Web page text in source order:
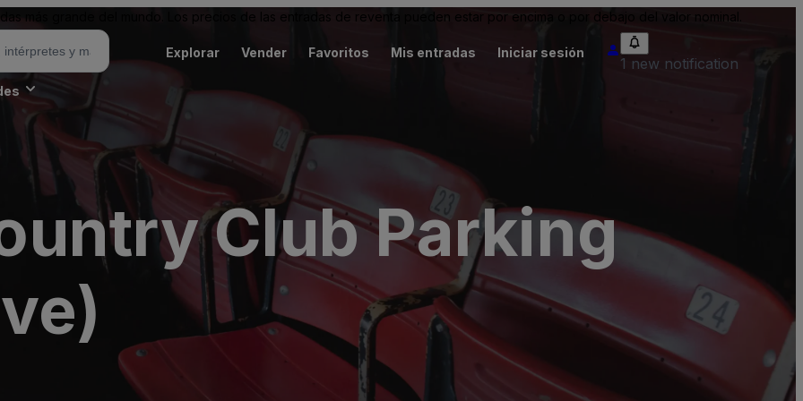
más grande del mundo. Los precios de las entradas de reventa pueden estar por encima o por debajo del valor nominal.
Explorar Vender Favoritos Mis entradas Iniciar sesión
1 new notification
Club Parking